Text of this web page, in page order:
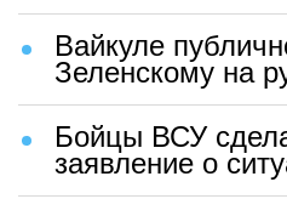
Вайкуле
Зеленскому на
Бойцы ВСУ
заявление о